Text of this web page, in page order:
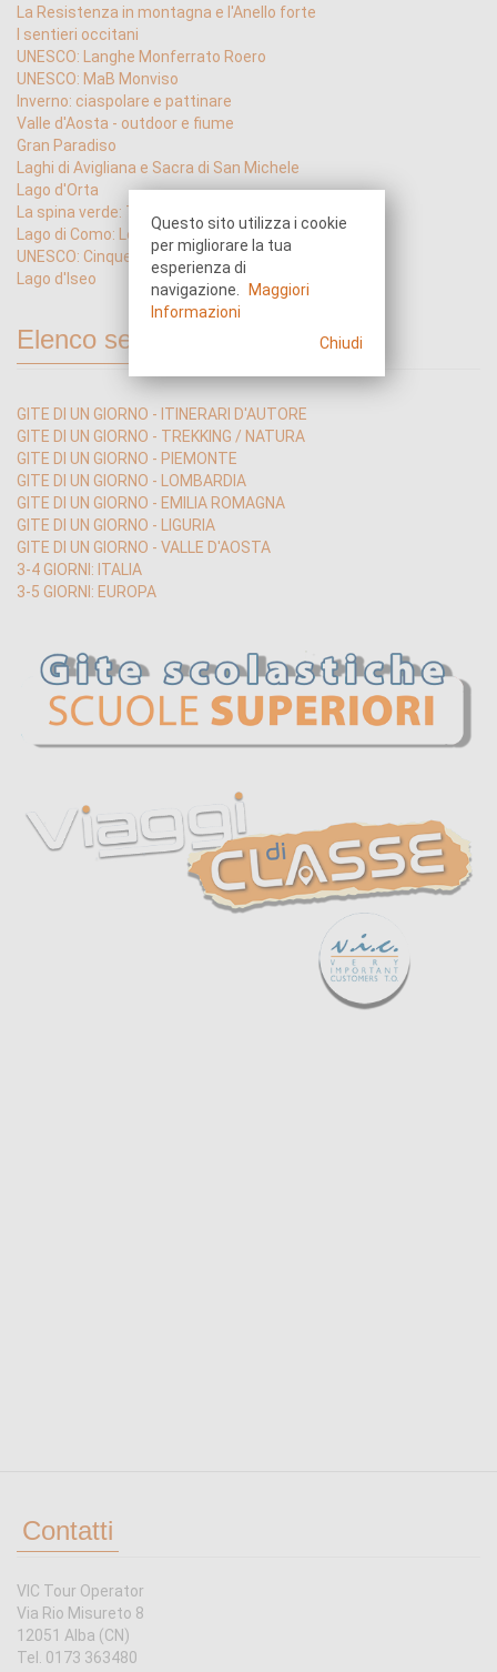
La Resistenza in montagna e l'Anello forte
I sentieri occitani
UNESCO: Langhe Monferrato Roero
UNESCO: MaB Monviso
Inverno: ciaspolare e pattinare
Valle d'Aosta - outdoor e fiume
Gran Paradiso
Laghi di Avigliana e Sacra di San Michele
Lago d'Orta
La spina verde: Trincee di Como
Lago di Como: Lecco
UNESCO: Cinque Terre
Lago d'Iseo
Elenco sezioni
GITE DI UN GIORNO - ITINERARI D'AUTORE
GITE DI UN GIORNO - TREKKING / NATURA
GITE DI UN GIORNO - PIEMONTE
GITE DI UN GIORNO - LOMBARDIA
GITE DI UN GIORNO - EMILIA ROMAGNA
GITE DI UN GIORNO - LIGURIA
GITE DI UN GIORNO - VALLE D'AOSTA
3-4 GIORNI: ITALIA
3-5 GIORNI: EUROPA
Contatti
VIC Tour Operator
Via Rio Misureto 8
12051 Alba (CN)
Tel. 0173 363480
Questo sito utilizza i cookie
per migliorare la tua
esperienza di
navigazione.
Maggiori
Informazioni
Chiudi